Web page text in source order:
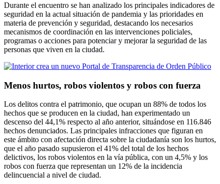
Durante el encuentro se han analizado los principales indicadores de
seguridad en la actual situación de pandemia y las prioridades en
materia de prevención y seguridad, destacando los necesarios
mecanismos de coordinación en las intervenciones policiales,
programas o acciones para potenciar y mejorar la seguridad de las
personas que viven en la ciudad.
Menos hurtos, robos violentos y robos con fuerza
Los delitos contra el patrimonio, que ocupan un 88% de todos los
hechos que se producen en la ciudad, han experimentado un
descenso del 44,1% respecto al año anterior, situándose en 116.846
hechos denunciados. Las principales infracciones que figuran en
este ámbito con afectación directa sobre la ciudadanía son los hurtos,
que el año pasado supusieron el 41% del total de los hechos
delictivos, los robos violentos en la vía pública, con un 4,5% y los
robos con fuerza que representan un 12% de la incidencia
delincuencial a nivel de ciudad.